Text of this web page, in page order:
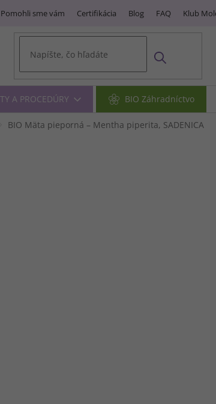
Pomohli sme vám Certifikácia Blog FAQ Klub
A PROCEDÚRY BIO Záhradníctvo
BIO Mäta pieporná – Mentha piperita, SADENICA